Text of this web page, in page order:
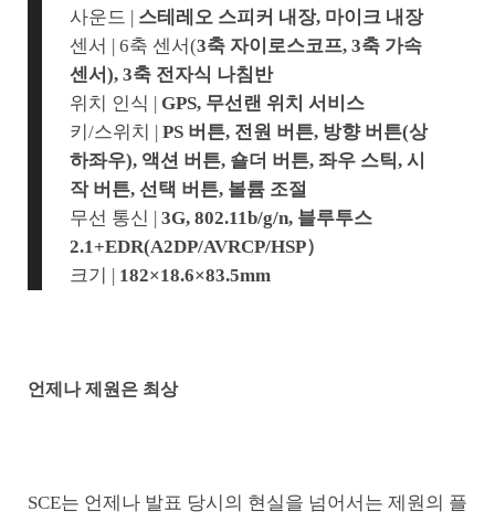
사운드 | 스테레오 스피커 내장, 마이크 내장
센서 | 6축 센서(3축 자이로스코프, 3축 가속
센서), 3축 전자식 나침반
위치 인식 |GPS, 무선랜 위치 서비스
키/스위치 |PS 버튼, 전원 버튼, 방향 버튼(상
하좌우), 액션 버튼, 숄더 버튼, 좌우 스틱, 시
작 버튼, 선택 버튼, 볼륨 조절
무선 통신 |3G, 802.11b/g/n, 블루투스
2.1+EDR(A2DP/AVRCP/HSP）
크기 | 182×18.6×83.5mm
언제나 제원은 최상
SCE는 언제나 발표 당시의 현실을 넘어서는 제원의 플